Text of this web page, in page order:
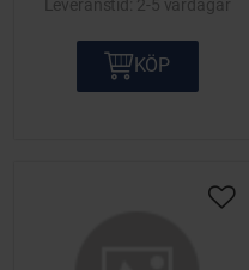
2-5 vardagar
KÖP